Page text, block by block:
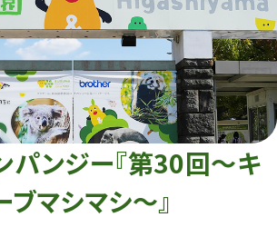
園内MAP イベント
総合案内
動物園 植物園
再生プラン
東山動植物園
への支援
環境教育
サイトマップ
パンジー『第30回～キ
マシマシ～』